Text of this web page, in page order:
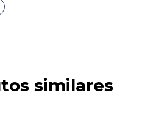
similares